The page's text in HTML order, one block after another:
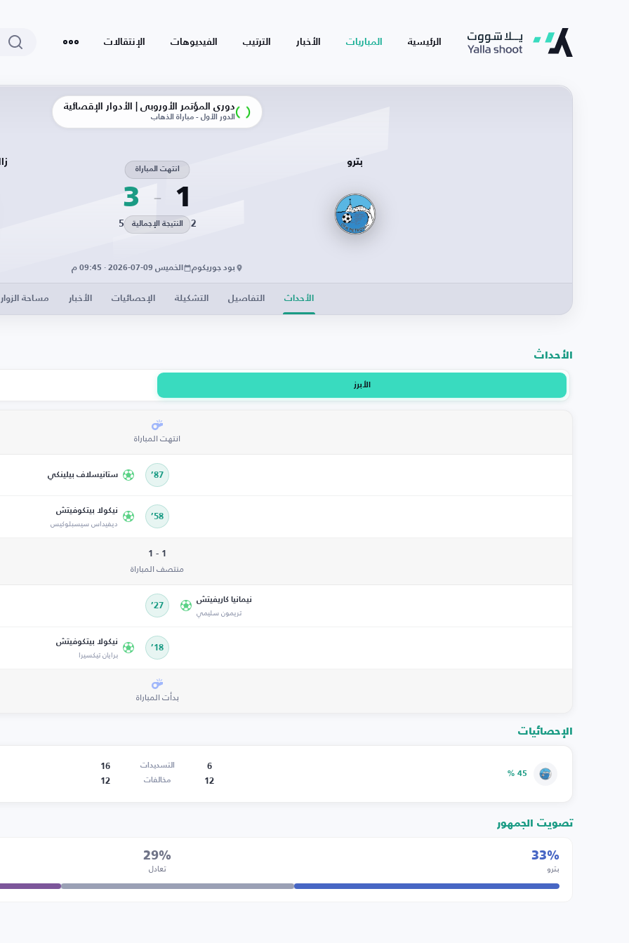
الرئيسية المباريات الأخبار الترتيب الفيديوهات الإنتقالات
دوري المؤتمر الأوروبي | الأدوار الإقصائية
الدور الأول - مباراة الذهاب
بترو
1
انتهت المباراة
3
2 النتيجة الإجمالية 5
بود جوريكوم الخميس 09-07-2026 · 09:45 م
الأحداث التفاصيل التشكيلة الإحصائيات الأخبار مساحة الزوار
الأحداث
الأبرز
انتهت المباراة
87’ ستانيسلاف بيلينكي
58’
نيكولا بيتكوفيتش
ديفيداس سيسبلوكيس
1 - 1
منتصف المباراة
نيمانيا كاريفيتش
تريمون سليمي 27’
18’
نيكولا بيتكوفيتش
برايان تيكسيرا
بدأت المباراة
الإحصائيات
45 %
6 التسديدات
16
12
مخالفات 12
تصويت الجمهور
33%
بترو
29%
تعادل